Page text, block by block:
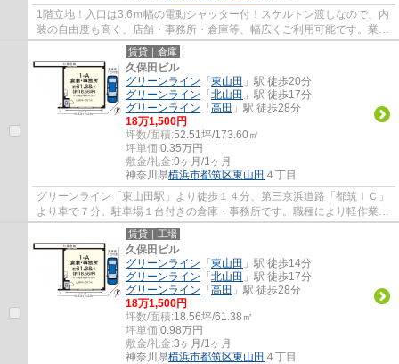
1階立地！入口は3.6ｍ幅の電動シャッター付！スケルトン渡しなので、内
装の自由度も高く、店舗・事務所・倉庫等、幅広くご利用可能です。業種
ご相談ください。
賃貸｜倉庫
久保田ビル
グリーンライン 「 東山田 」駅 徒歩20分
グリーンライン 「 北山田 」駅 徒歩17分
グリーンライン 「 高田 」駅 徒歩28分
18万1,500円
坪数/面積:52.51坪/173.60㎡
坪単価:0.35万円
敷金/礼金:0ヶ月/1ヶ月
神奈川県横浜市都筑区東山田 ４丁目
グリーンライン「東山田駅」より徒歩１４分、第三京浜道路「都筑ＩＣ」
より車で７分。駐車場１台付きの倉庫・事務所です。職種により軽作業も
可。職種ご相談ください。
賃貸｜工場
久保田ビル
グリーンライン 「 東山田 」駅 徒歩14分
グリーンライン 「 北山田 」駅 徒歩17分
グリーンライン 「 高田 」駅 徒歩28分
18万1,500円
坪数/面積:18.56坪/61.38㎡
坪単価:0.98万円
敷金/礼金:3ヶ月/1ヶ月
神奈川県横浜市都筑区東山田 ４丁目